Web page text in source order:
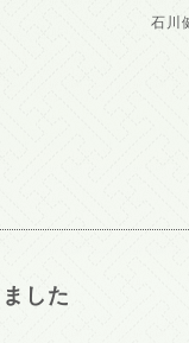
石川
した